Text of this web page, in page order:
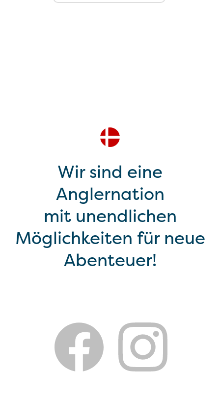
Wir sind eine
Anglernation
mit unendlichen
Möglichkeiten für neue
Abenteuer!